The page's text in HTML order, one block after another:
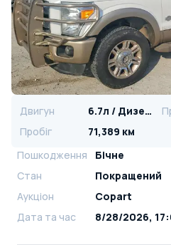
Двигун 6.7л / Дизель
Пробіг
71,389 км
Пошкодження
Бічне
Стан
Покращений
Аукціон
Copart
Дата та час
8/28/2026,